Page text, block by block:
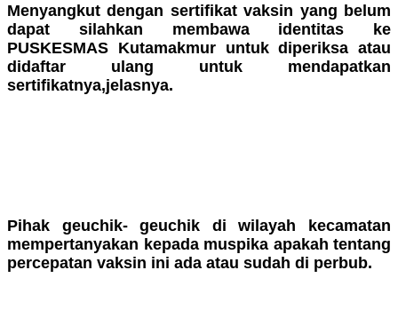
Menyangkut dengan sertifikat vaksin yang belum
dapat silahkan membawa identitas ke
PUSKESMAS Kutamakmur untuk diperiksa atau
didaftar ulang untuk mendapatkan
sertifikatnya,jelasnya.
Pihak geuchik- geuchik di wilayah kecamatan
mempertanyakan kepada muspika apakah tentang
percepatan vaksin ini ada atau sudah di perbub.